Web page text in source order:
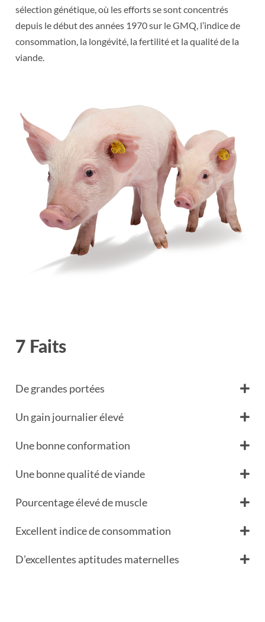
sélection génétique, où les efforts se sont concentrés
depuis le début des années 1970 sur le GMQ, l’indice de
consommation, la longévité, la fertilité et la qualité de la
viande.
7 Faits
De grandes portées
Un gain journalier élevé
Une bonne conformation
Une bonne qualité de viande
Pourcentage élevé de muscle
Excellent indice de consommation
D’excellentes aptitudes maternelles